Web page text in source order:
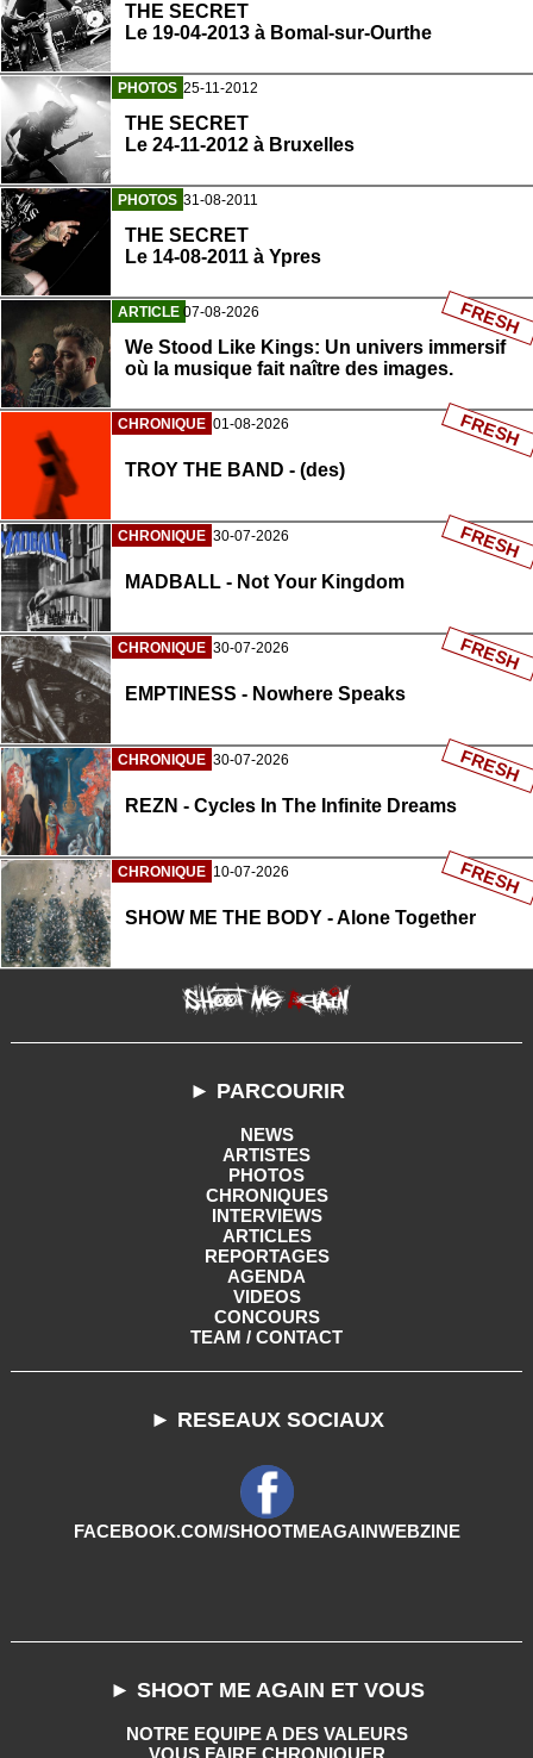
THE SECRET
Le 19-04-2013 à Bomal-sur-Ourthe
PHOTOS 25-11-2012
THE SECRET
Le 24-11-2012 à Bruxelles
PHOTOS 31-08-2011
THE SECRET
Le 14-08-2011 à Ypres
ARTICLE 07-08-2026
We Stood Like Kings: Un univers immersif
où la musique fait naître des images.
FRESH
CHRONIQUE 01-08-2026
TROY THE BAND - (des)
FRESH
CHRONIQUE 30-07-2026
MADBALL - Not Your Kingdom
FRESH
CHRONIQUE 30-07-2026
EMPTINESS - Nowhere Speaks
FRESH
CHRONIQUE 30-07-2026
REZN - Cycles In The Infinite Dreams
FRESH
CHRONIQUE 10-07-2026
SHOW ME THE BODY - Alone Together
FRESH
► PARCOURIR
NEWS
ARTISTES
PHOTOS
CHRONIQUES
INTERVIEWS
ARTICLES
REPORTAGES
AGENDA
VIDEOS
CONCOURS
TEAM / CONTACT
► RESEAUX SOCIAUX
FACEBOOK.COM/SHOOTMEAGAINWEBZINE
► SHOOT ME AGAIN ET VOUS
NOTRE EQUIPE A DES VALEURS
VOUS FAIRE CHRONIQUER